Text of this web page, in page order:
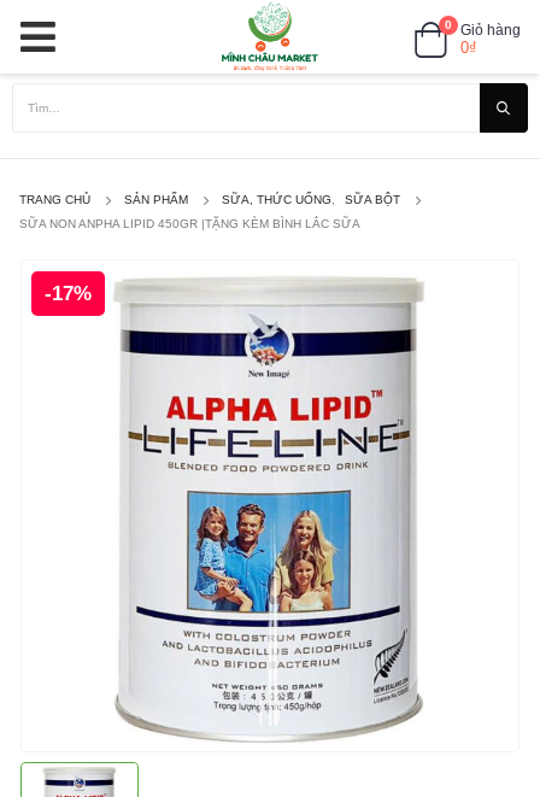
0 Giỏ hàng
0₫
TRANG CHỦ SẢN PHẨM SỮA, THỨC UỐNG
SỮA BỘT
SỮA NON ANPHA LIPID 450GR |TẶNG KÈM BÌNH LẮC SỮA
-17%